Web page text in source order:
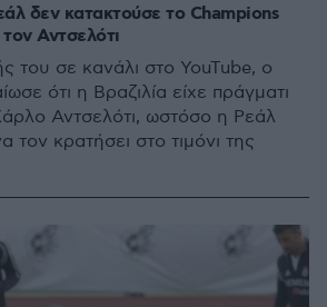
δεν κατακτούσε το Champions
Αντσελότι
του σε κανάλι στο YouTube, ο
ότι η Βραζιλία είχε πράγματι
Αντσελότι, ωστόσο η Ρεάλ
τον κρατήσει στο τιμόνι της